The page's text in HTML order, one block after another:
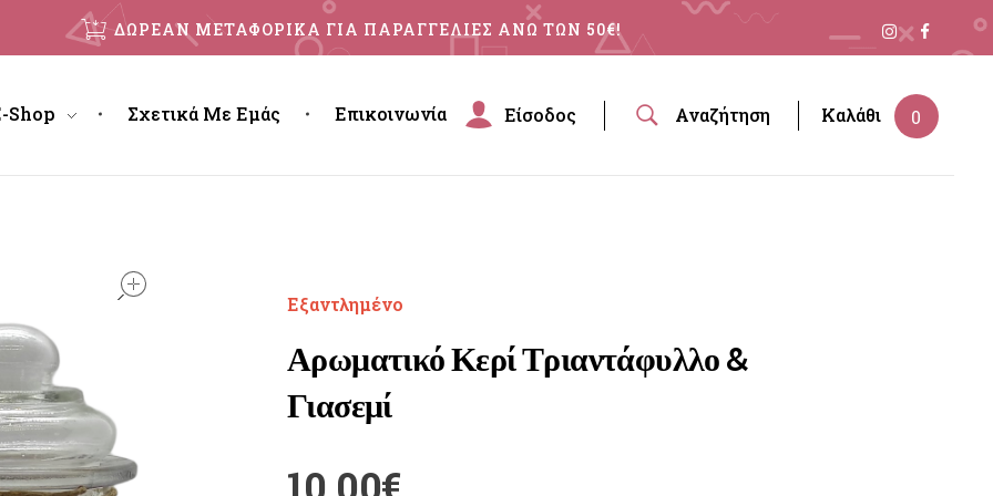
ΔΩΡΕΑΝ ΜΕΤΑΦΟΡΙΚΑ ΓΙΑ ΠΑΡΑΓΓΕΛΙΕΣ ΑΝΩ ΤΩΝ 50€!
Shop Σχετικά Με Εμάς Επικοινωνία Είσοδος Αναζήτηση 0
Καλάθι
Αρωματικό Κερί Τριαντάφυλλο &
Γιασεμί
Εξαντλημένο